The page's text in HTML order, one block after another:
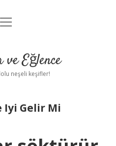
Uyarı
menüyü
ve Eğlence
neşeli keşifler!
Iyi Gelir Mi